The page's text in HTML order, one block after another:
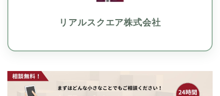
リアルスクエア株式会社